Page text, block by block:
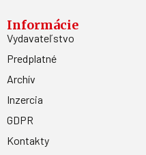
Informácie
Vydavateľstvo
Predplatné
Archív
Inzercia
GDPR
Kontakty